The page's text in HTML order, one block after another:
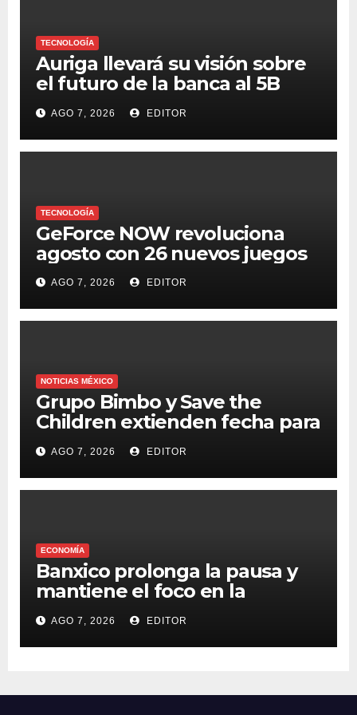
TECNOLOGÍA
Auriga llevará su visión sobre
el futuro de la banca al 5B
Digital Summit 2026
AGO 7, 2026 EDITOR
TECNOLOGÍA
GeForce NOW revoluciona
agosto con 26 nuevos juegos
AGO 7, 2026 EDITOR
NOTICIAS MÉXICO
Grupo Bimbo y Save the
Children extienden fecha para
apoyar a damnificados de
Venezuela
AGO 7, 2026 EDITOR
ECONOMÍA
Banxico prolonga la pausa y
mantiene el foco en la
inflación
AGO 7, 2026 EDITOR